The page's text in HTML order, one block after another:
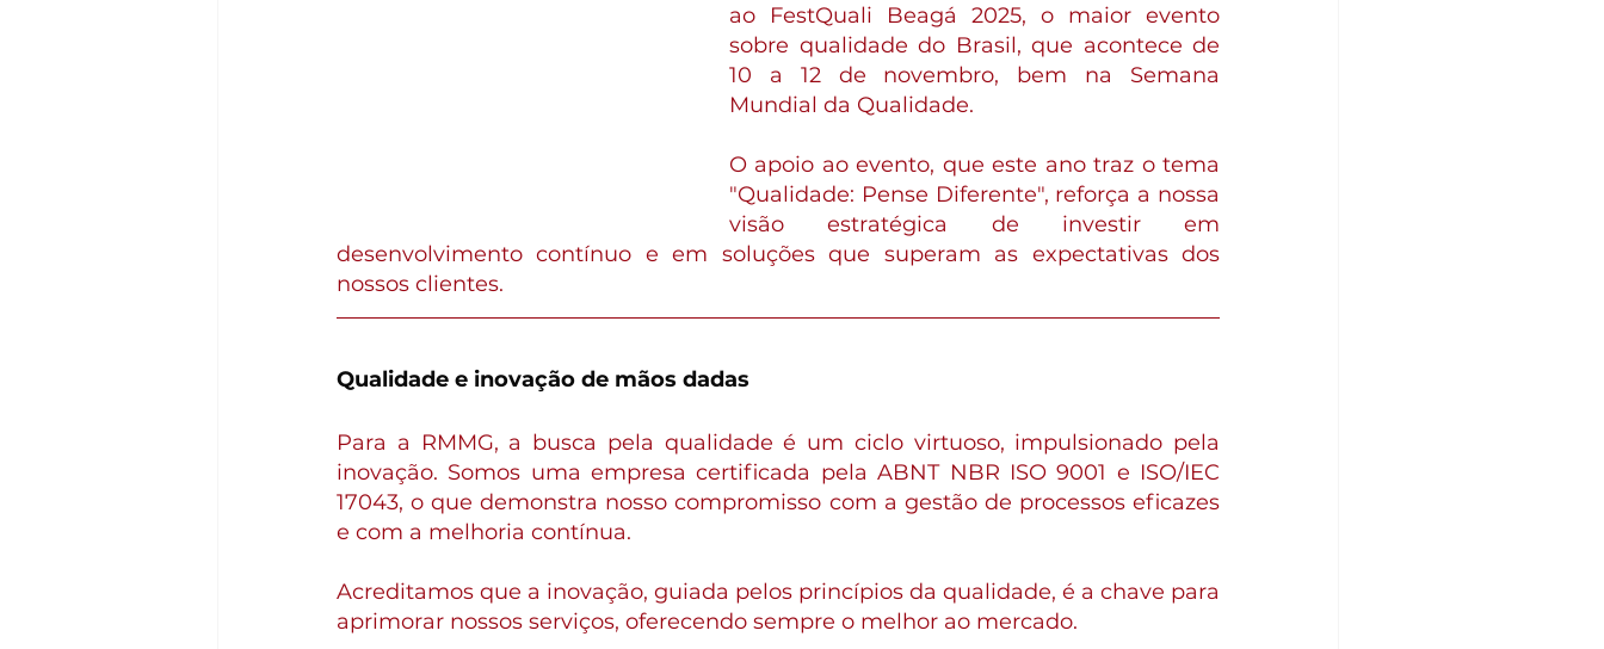
ao FestQuali Beagá 2025, o maior evento
sobre qualidade do Brasil, que acontece de
10 a 12 de novembro, bem na Semana
Mundial da Qualidade.
O apoio ao evento, que este ano traz o tema
"Qualidade: Pense Diferente", reforça a nossa
visão estratégica de investir em
desenvolvimento contínuo e em soluções que superam as expectativas dos
nossos clientes.
Qualidade e inovação de mãos dadas
Para a RMMG, a busca pela qualidade é um ciclo virtuoso, impulsionado pela
inovação. Somos uma empresa certificada pela ABNT NBR ISO 9001 e ISO/IEC
17043, o que demonstra nosso compromisso com a gestão de processos eficazes
e com a melhoria contínua.
Acreditamos que a inovação, guiada pelos princípios da qualidade, é a chave para
aprimorar nossos serviços, oferecendo sempre o melhor ao mercado.